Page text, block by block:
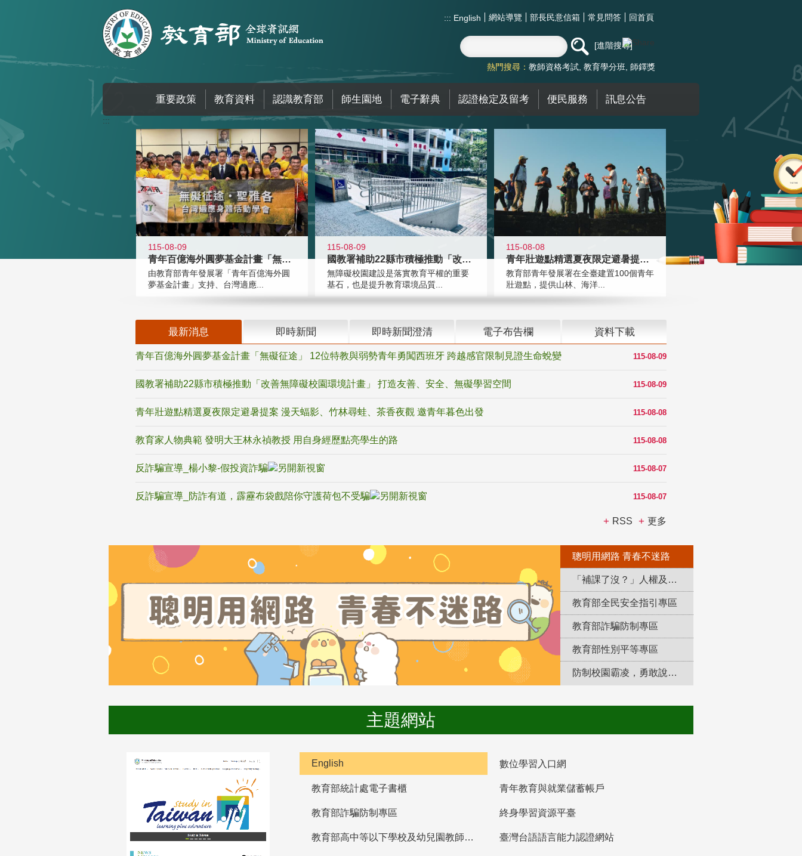
::: English 網站導覽 部長民意信箱 常見問答 回首頁
進階搜尋
熱門搜尋： 教師資格考試 教育學分班 師鐸獎
重要政策 教育資料 認識教育部 師生園地 電子辭典 認證檢定及留考 便民服務 訊息公告
:::
115-08-09
青年百億海外圓夢基金計畫「無礙征途
由教育部青年發展署「青年百億海外圓
夢基金計畫」支持、台灣適應...
115-08-09
國教署補助22縣市積極推動「改善無
無障礙校園建設是落實教育平權的重要
基石，也是提升教育環境品質...
115-08-08
青年壯遊點精選夏夜限定避暑提案 漫
教育部青年發展署在全臺建置100個青年
壯遊點，提供山林、海洋...
最新消息 即時新聞 即時新聞澄清 電子布告欄 資料下載
115-08-09
青年百億海外圓夢基金計畫「無礙征途」 12位特教與弱勢青年勇闖西班牙 跨越感官限制見證生命蛻變
115-08-09
國教署補助22縣市積極推動「改善無障礙校園環境計畫」 打造友善、安全、無礙學習空間
115-08-08
青年壯遊點精選夏夜限定避暑提案 漫天蝠影、竹林尋蛙、茶香夜觀 邀青年暮色出發
115-08-08
教育家人物典範 發明大王林永禎教授 用自身經歷點亮學生的路
115-08-07
反詐騙宣導_楊小黎-假投資詐騙
115-08-07
反詐騙宣導_防詐有道，霹靂布袋戲陪你守護荷包不受騙
RSS 更多
聰明用網路 青春不迷路
「補課了沒？」人權及轉型正義教育專區
教育部全民安全指引專區
教育部詐騙防制專區
教育部性別平等專區
防制校園霸凌，勇敢說出來！
主題網站
English 數位學習入口網
教育部統計處電子書櫃 青年教育與就業儲蓄帳戶
教育部詐騙防制專區 終身學習資源平臺
教育部高中等以下學校及幼兒園教師資格檢定考試 臺灣台語語言能力認證網站